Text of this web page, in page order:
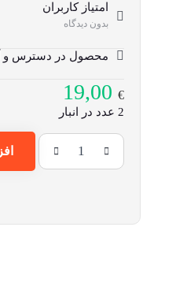
امتیاز کاربران
بدون دیدگاه
محصول در دسترس و
19,00€
2 عدد در انبار